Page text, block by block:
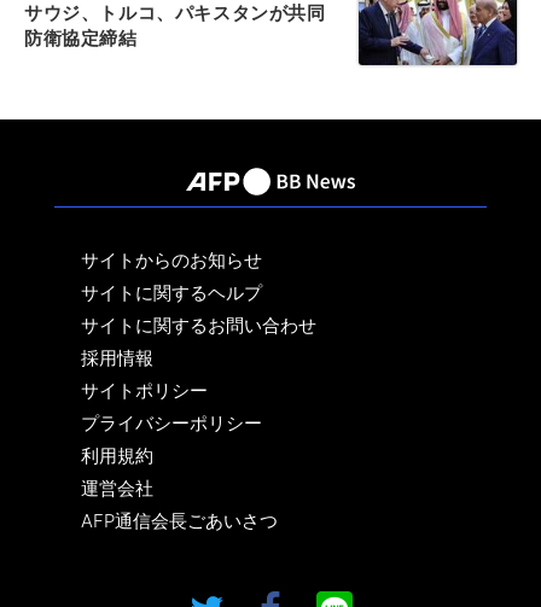
サウジ、トルコ、パキスタンが共同
防衛協定締結
サイトからのお知らせ
サイトに関するヘルプ
サイトに関するお問い合わせ
採用情報
サイトポリシー
プライバシーポリシー
利用規約
運営会社
AFP通信会長ごあいさつ